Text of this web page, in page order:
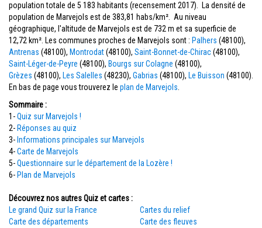
population totale de 5 183 habitants (recensement 2017). La densité de
population de Marvejols est de 383,81 habs/km². Au niveau
géographique, l'altitude de Marvejols est de 732 m et sa superficie de
12,72 km². Les communes proches de Marvejols sont : Palhers (48100),
Antrenas (48100), Montrodat(48100), Saint-Bonnet-de-Chirac(48100),
Saint-Léger-de-Peyre (48100), Bourgs sur Colagne (48100),
Grèzes (48100), Les Salelles (48230), Gabrias (48100), Le Buisson (48100).
En bas de page vous trouverez le plan de Marvejols
Sommaire :
1-Quiz sur Marvejols !
2- Réponses au quiz
3- Informations principales sur Marvejols
4-Carte de Marvejols
5-Questionnaire sur le département de la Lozère !
6- Plan de Marvejols
Découvrez nos autres Quiz et cartes :
Le grand Quiz sur la France
Carte des départements
Cartes du relief
Carte des fleuves